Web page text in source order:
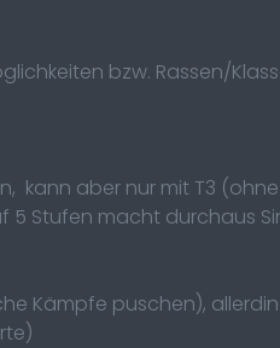
bzw. Rassen/
kann aber nur mit T3
5 Stufen macht durchaus
Kämpfe puschen),